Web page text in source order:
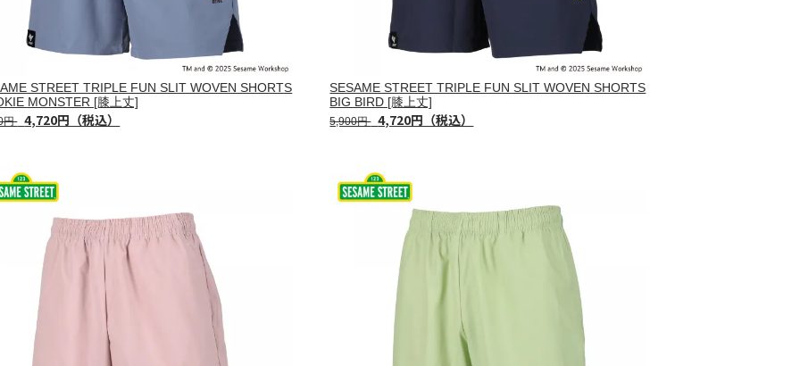
STREET TRIPLE FUN SLIT WOVEN SHORTS
MONSTER [膝上丈]
円 4,720円（税込）
SESAME STREET TRIPLE FUN SLIT WOVEN SHORTS
BIG BIRD [膝上丈]
5,900円 4,720円（税込）